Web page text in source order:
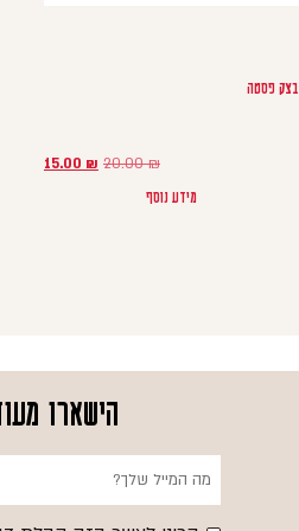
בצק פסטה
20.00₪ המחיר המקורי היה:
15.00 ₪
מידע נוסף
הישארו